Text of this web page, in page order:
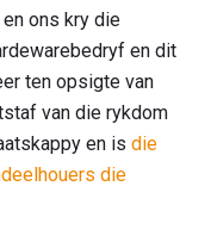
en ons kry die
en dit
ten opsigte van
van die rykdom
en is die
die